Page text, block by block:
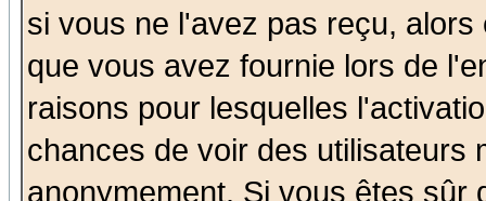
si vous ne l'avez pas reçu,
que vous avez fournie lors de
raisons pour lesquelles
chances de voir des utilisateurs
anonymement. Si vous êtes sûr